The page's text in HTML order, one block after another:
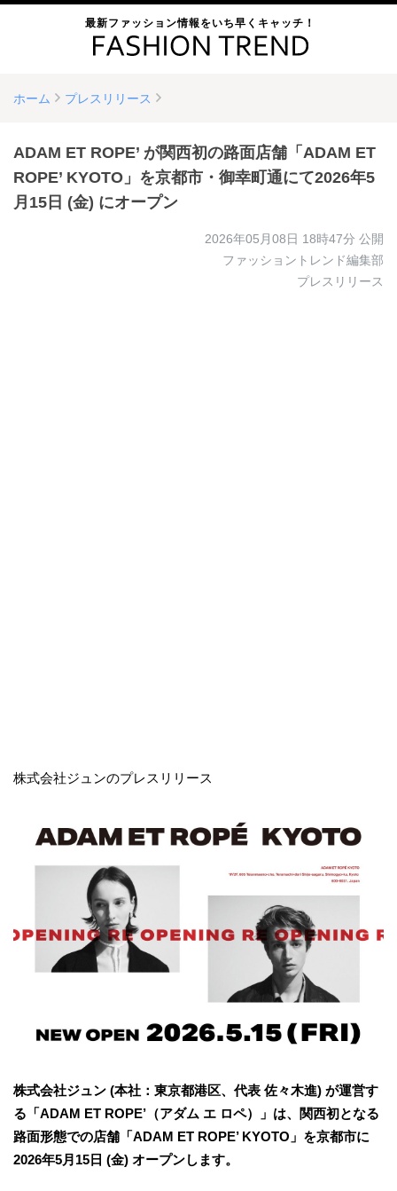
最新ファッション情報をいち早くキャッチ！
ホーム プレスリリース
ADAM ET ROPE’ が関西初の路面店舗「ADAM ET
ROPE’ KYOTO」を京都市・御幸町通にて2026年5
月15日 (金) にオープン
2026年05月08日 18時47分 公開
ファッショントレンド編集部
プレスリリース
株式会社ジュンのプレスリリース
株式会社ジュン (本社：東京都港区、代表 佐々木進) が運営す
る「ADAM ET ROPE’（アダム エ ロペ）」は、関西初となる
路面形態での店舗「ADAM ET ROPE’ KYOTO」を京都市に
2026年5月15日 (金) オープンします。